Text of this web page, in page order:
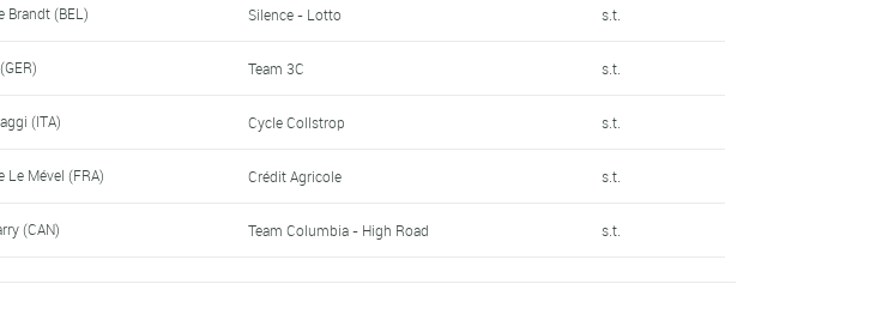
Brandt (BEL) Silence - Lotto s.t.
Team 3C s.t.
(ITA) Cycle Collstrop s.t.
Le Mével (FRA) Crédit Agricole s.t.
(CAN) Team Columbia - High Road s.t.